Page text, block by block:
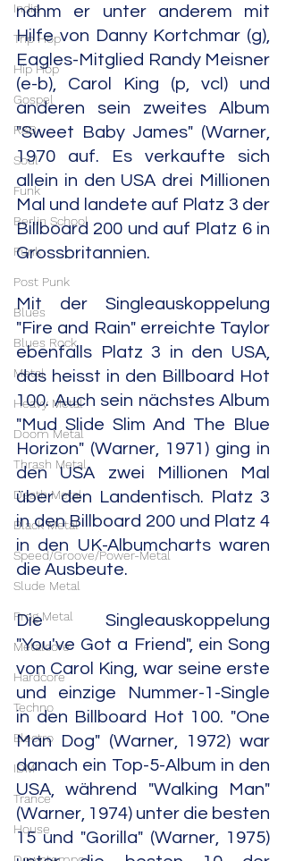
India
Trip Hop
Hip Hop
Gospel
R&B
Soul
Funk
Berlin School
Punk
Post Punk
Blues
Blues Rock
Metal
Heavy Metal
Doom Metal
Thrash Metal
Death Metal
Black Metal
Speed/Groove/Power-Metal
Slude Metal
Prog Metal
Metalcore
Hardcore
Techno
Electro
IDM
Trance
House
nahm er unter anderem mit
Hilfe von Danny Kortchmar (g),
Eagles-Mitglied Randy Meisner
(e-b), Carol King (p, vcl) und
anderen sein zweites Album
"Sweet Baby James" (Warner,
1970 auf. Es verkaufte sich
allein in den USA drei Millionen
Mal und landete auf Platz 3 der
Billboard 200 und auf Platz 6 in
Grossbritannien.
Mit der Singleauskoppelung
"Fire and Rain" erreichte Taylor
ebenfalls Platz 3 in den USA,
das heisst in den Billboard Hot
100. Auch sein nächstes Album
"Mud Slide Slim And The Blue
Horizon" (Warner, 1971) ging in
den USA zwei Millionen Mal
über den Landentisch. Platz 3
in den Billboard 200 und Platz 4
in den UK-Albumcharts waren
die Ausbeute.
Die Singleauskoppelung
"You've Got a Friend", ein Song
von Carol King, war seine erste
und einzige Nummer-1-Single
in den Billboard Hot 100. "One
Man Dog" (Warner, 1972) war
danach ein Top-5-Album in den
USA, während "Walking Man"
(Warner, 1974) unter die besten
15 und "Gorilla" (Warner, 1975)